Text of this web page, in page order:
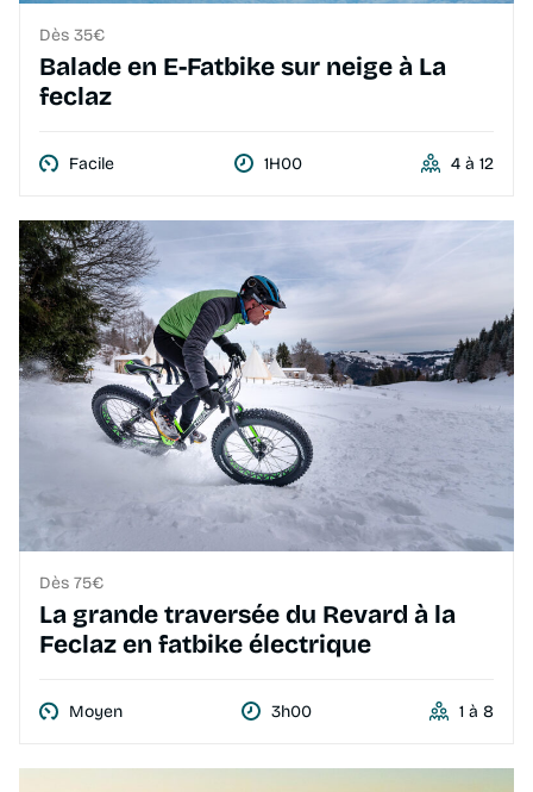
Dès 35€
Balade en E-Fatbike sur neige à La
feclaz
Facile 1H00 4 à 12
Dès 75€
La grande traversée du Revard à la
Feclaz en fatbike électrique
Moyen 3h00 1 à 8